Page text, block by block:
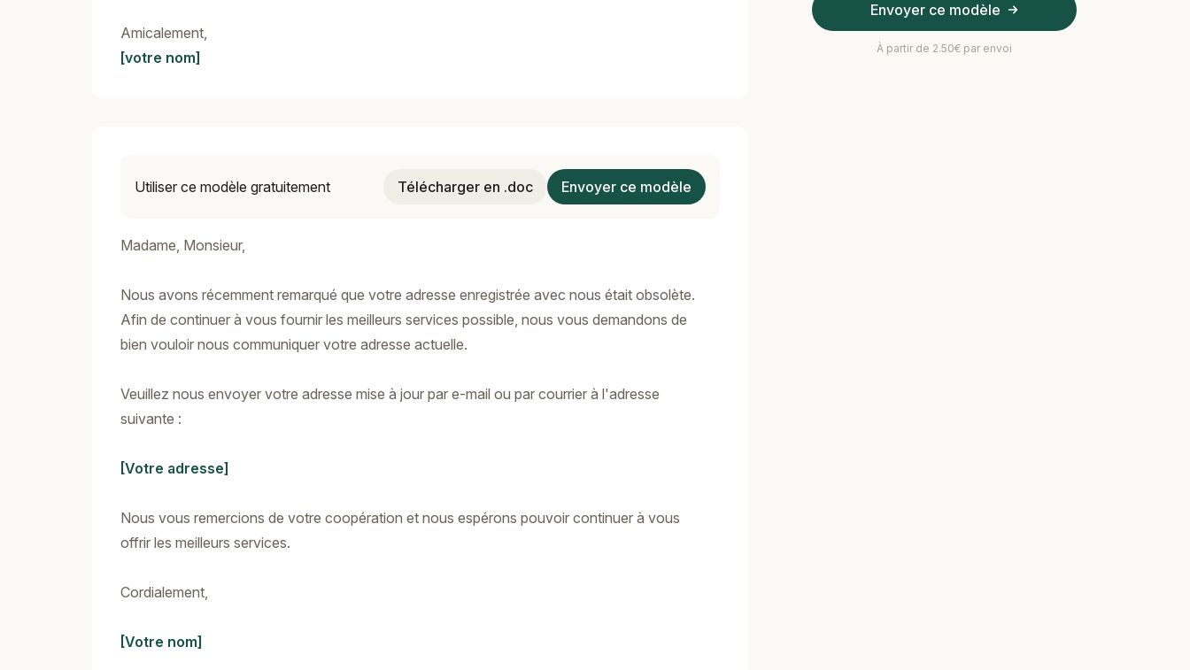
Amicalement,
[votre nom]
Utiliser ce modèle gratuitement Télécharger en .doc Envoyer ce modèle
Madame, Monsieur,
Nous avons récemment remarqué que votre adresse enregistrée avec nous était obsolète.
Afin de continuer à vous fournir les meilleurs services possible, nous vous demandons de
bien vouloir nous communiquer votre adresse actuelle.
Veuillez nous envoyer votre adresse mise à jour par e-mail ou par courrier à l'adresse
suivante :
[Votre adresse]
Nous vous remercions de votre coopération et nous espérons pouvoir continuer à vous
offrir les meilleurs services.
Cordialement,
[Votre nom]
Envoyer ce modèle
À partir de 2.50€ par envoi